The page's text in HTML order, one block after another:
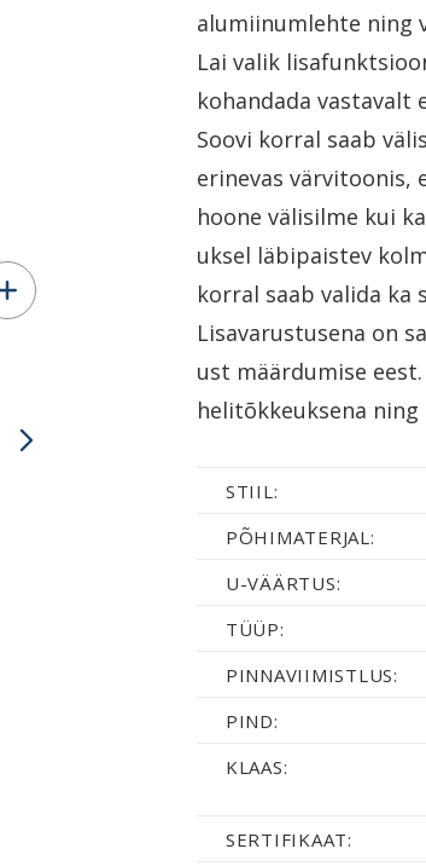
alumiinumlehte ning
Lai valik
kohandada vastavalt
Soovi korral saab
erinevas värvitoonis,
hoone välisilme kui
uksel läbipaistev
korral saab valida ka
Lisavarustusena on
ust määrdumise
helitõkkeuksena ning
STIIL:
PÕHIMATERJAL:
U-VÄÄRTUS:
TÜÜP:
PINNAVIIMISTLUS:
PIND:
KLAAS:
SERTIFIKAAT: